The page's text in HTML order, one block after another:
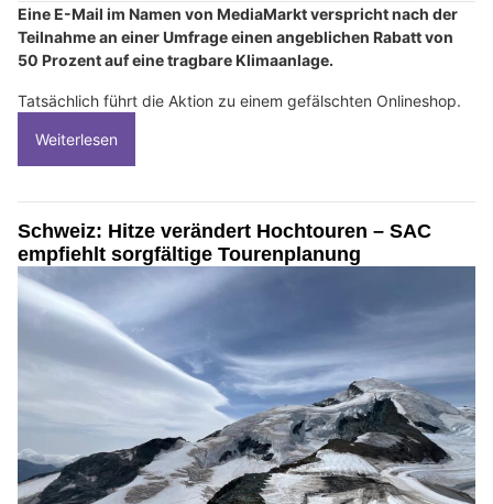
Eine E-Mail im Namen von MediaMarkt verspricht nach der
Teilnahme an einer Umfrage einen angeblichen Rabatt von
50 Prozent auf eine tragbare Klimaanlage.
Tatsächlich führt die Aktion zu einem gefälschten Onlineshop.
Weiterlesen
Schweiz: Hitze verändert Hochtouren – SAC
empfiehlt sorgfältige Tourenplanung